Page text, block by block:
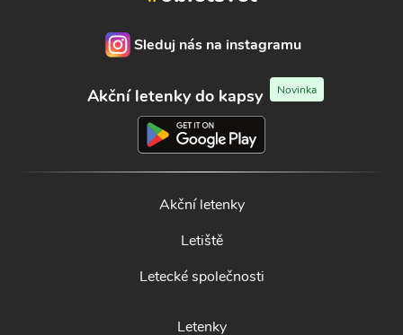
Sleduj nás na instagramu
Akční letenky do kapsy Novinka
Akční letenky
Letiště
Letecké společnosti
Letenky